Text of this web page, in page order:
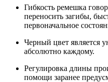
Гибкость ремешка
переносить загибы,
первоначальное
Черный цвет является
абсолютно каждому.
Регулировка длины
помощи заранее